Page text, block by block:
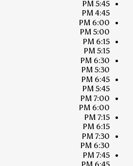
5:45 PM
4:45 PM
6:00 PM
5:00 PM
6:15 PM
5:15 PM
6:30 PM
5:30 PM
6:45 PM
5:45 PM
7:00 PM
6:00 PM
7:15 PM
6:15 PM
7:30 PM
6:30 PM
7:45 PM
6:45 PM